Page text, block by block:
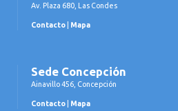
Av. Plaza 680, Las Condes
Contacto Mapa
Sede Concepción
Ainavillo 456, Concepción
Contacto Mapa